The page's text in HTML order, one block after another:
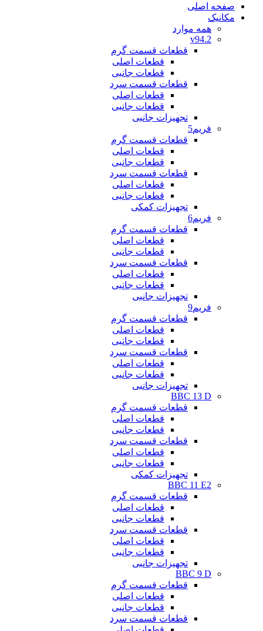
صفحه اصلی
مکانیک
همه موارد
v94.2
قطعات قسمت گرم
قطعات اصلی
قطعات جانبی
قطعات قسمت سرد
قطعات اصلی
قطعات جانبی
تجهیزات جانبی
فریم5
قطعات قسمت گرم
قطعات اصلی
قطعات جانبی
قطعات قسمت سرد
قطعات اصلی
قطعات جانبی
تجهیزات کمکی
فریم6
قطعات قسمت گرم
قطعات اصلی
قطعات جانبی
قطعات قسمت سرد
قطعات اصلی
قطعات جانبی
تجهیزات جانبی
فریم9
قطعات قسمت گرم
قطعات اصلی
قطعات جانبی
قطعات قسمت سرد
قطعات اصلی
قطعات جانبی
تجهیزات جانبی
BBC 13 D
قطعات قسمت گرم
قطعات اصلی
قطعات جانبی
قطعات قسمت سرد
قطعات اصلی
قطعات جانبی
تجهیزات کمکی
BBC 11 E2
قطعات قسمت گرم
قطعات اصلی
قطعات جانبی
قطعات قسمت سرد
قطعات اصلی
قطعات جانبی
تجهیزات جانبی
BBC 9 D
قطعات قسمت گرم
قطعات اصلی
قطعات جانبی
قطعات قسمت سرد